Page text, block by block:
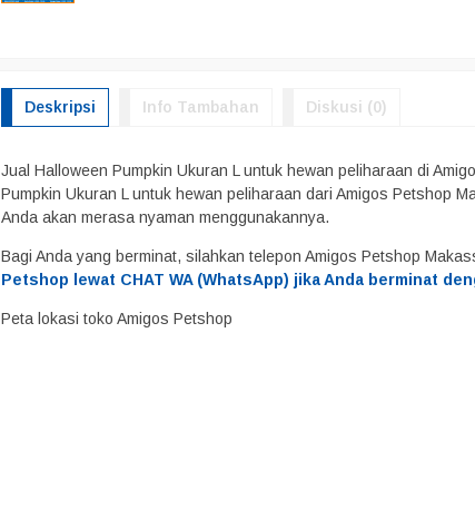
Deskripsi Info Tambahan Diskusi (0)
Jual Halloween Pumpkin Ukuran L untuk hewan peliharaan di
Pumpkin Ukuran L untuk hewan peliharaan dari Amigos Petshop
Anda akan merasa nyaman menggunakannya.
Bagi Anda yang berminat, silahkan telepon Amigos Petshop
Petshop lewat CHAT WA (WhatsApp) jika Anda berminat
Peta lokasi toko Amigos Petshop